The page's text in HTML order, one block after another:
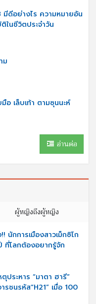
มีดีอย่างไร ความหมายอัน
ในชีวิตประจำวัน
ม
อ เล็บเท้า ตามซุนนะห์
อ่านต่อ
ผู้หญิงถึงผู้หญิง
นักการเมืองสาวเม็กซิโก
ที่โลกต้องอยากรู้จัก
ประหาร “มาตา ฮารี”
ชนรหัส“H21” เมื่อ 100